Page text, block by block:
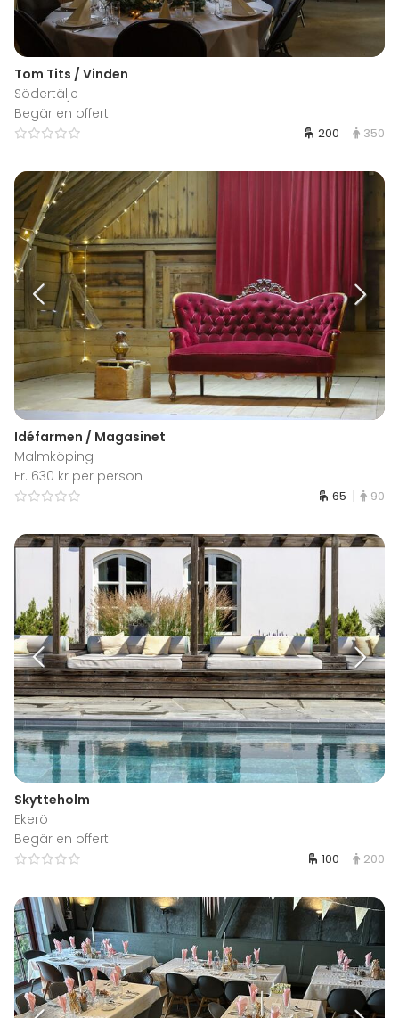
Tom Tits / Vinden
Södertälje
Begär en offert
200 350
Idéfarmen / Magasinet
Malmköping
Fr. 630 kr per person
65 90
Skytteholm
Ekerö
Begär en offert
100 200